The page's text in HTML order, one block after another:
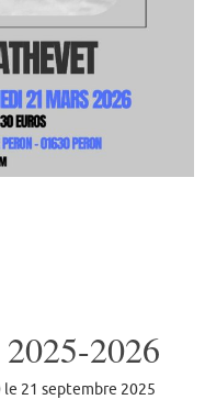
2026
le 21 septembre 2025